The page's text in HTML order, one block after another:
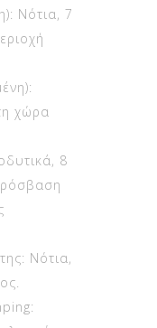
χώρα
8
Νότια,
από τη